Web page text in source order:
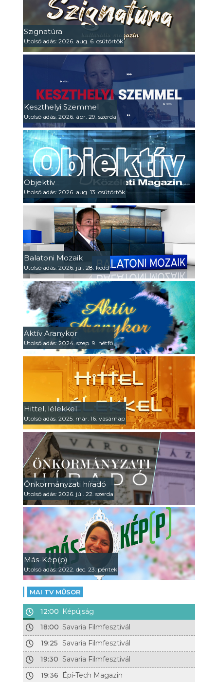
Szignatúra
Utolsó adás: 2026. aug. 6. csütörtök
Keszthelyi Szemmel
Utolsó adás: 2026. ápr. 29. szerda
Objektív
Utolsó adás: 2026. aug. 13. csütörtök
Balatoni Mozaik
Utolsó adás: 2026. júl. 28. kedd
Aktív Aranykor
Utolsó adás: 2024. szep. 9. hétfő
Hittel, lélekkel
Utolsó adás: 2025. már. 16. vasárnap
Önkormányzati híradó
Utolsó adás: 2026. júl. 22. szerda
Más-Kép(p)
Utolsó adás: 2022. dec. 23. péntek
MAI TV MŰSOR
12:00 Képújság
18:00 Savaria Filmfesztivál
19:25 Savaria Filmfesztivál
19:30 Savaria Filmfesztivál
19:36
Épí-Tech Magazin